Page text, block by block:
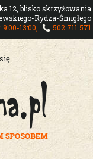
12, blisko skrzyżowania
Rydza-Śmigłego
13:00,
502 711 571